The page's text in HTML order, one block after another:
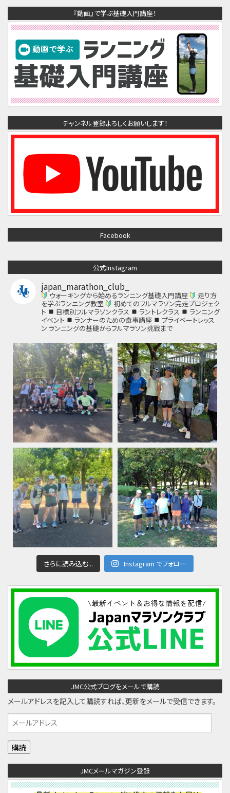
『動画』で学ぶ基礎入門講座！
チャンネル登録よろしくお願いします！
Facebook
公式Instagram
japan_marathon_club_
ウォーキングから始めるランニング基礎入門講座
走り方
を学ぶランニング教室
初めてのフルマラソン完走プロジェク
ト
目標別フルマラソンクラス ラントレクラス
ランニング
イベント
ランナーのための食事講座
プライベートレッス
ン ランニングの基礎からフルマラソン挑戦まで
さらに読み込む... Instagram でフォロー
JMC公式ブログをメールで購読
メールアドレスを記入して購読すれば、更新をメールで受信できます。
メ
ー
ル
レ
JMCメールマガジン登録